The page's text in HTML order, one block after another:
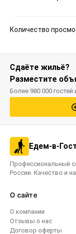
Количество
Сдаёте жильё?
Разместите
Более 980 000
Едем-в-
Профессиональный
России. Качество и
О сайте
О компании
Отзывы о нас
Договор оферты